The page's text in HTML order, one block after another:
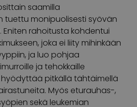
saamilla
tuettu monipuolisesti syövän
Eniten rahoitusta kohdentui
joka ei liity mihinkään
ja luo pohjaa
ja tehokkaille
pitkällä tähtäimellä
Myös eturauhas-,
sekä leukemian